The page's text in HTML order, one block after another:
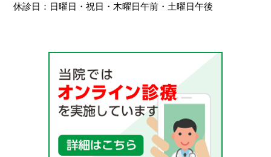
休診日：日曜日・祝日・木曜日午前・土曜日午後